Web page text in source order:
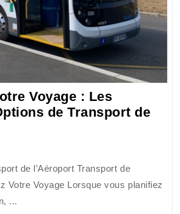
Voyage : Les
de Transport de
de l’Aéroport Transport de
Votre Voyage Lorsque vous planifiez
...